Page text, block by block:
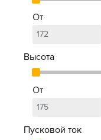
От
Высота
От
Пусковой ток